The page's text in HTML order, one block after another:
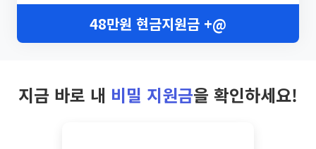
48만원 현금지원금 +@
지금 바로 내 비밀 지원금을 확인하세요!